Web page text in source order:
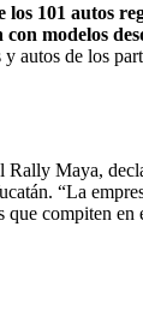
los 101 autos
modelos
autos de los
Maya,
“La
compiten